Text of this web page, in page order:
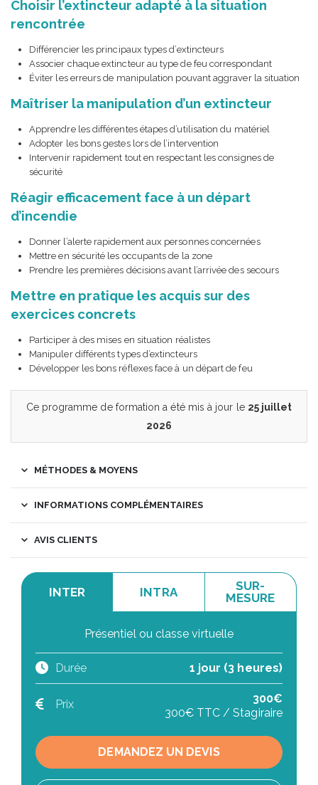
Choisir l’extincteur adapté à la situation
rencontrée
Différencier les principaux types d’extincteurs
Associer chaque extincteur au type de feu correspondant
Éviter les erreurs de manipulation pouvant aggraver la situation
Maîtriser la manipulation d’un extincteur
Apprendre les différentes étapes d’utilisation du matériel
Adopter les bons gestes lors de l’intervention
Intervenir rapidement tout en respectant les consignes de
sécurité
Réagir efficacement face à un départ
d’incendie
Donner l’alerte rapidement aux personnes concernées
Mettre en sécurité les occupants de la zone
Prendre les premières décisions avant l’arrivée des secours
Mettre en pratique les acquis sur des
exercices concrets
Participer à des mises en situation réalistes
Manipuler différents types d’extincteurs
Développer les bons réflexes face à un départ de feu
Ce programme de formation a été mis à jour le 25 juillet
2026
MÉTHODES & MOYENS
INFORMATIONS COMPLÉMENTAIRES
AVIS CLIENTS
INTER INTRA
SUR-
MESURE
Présentiel ou classe virtuelle
Durée 1 jour (3 heures)
Prix
300€
300€ TTC / Stagiraire
DEMANDEZ UN DEVIS